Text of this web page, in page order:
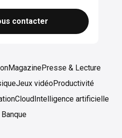
contacter
MagazinePresse & Lecture
Jeux vidéoProductivité
CloudIntelligence artificielle
Banque